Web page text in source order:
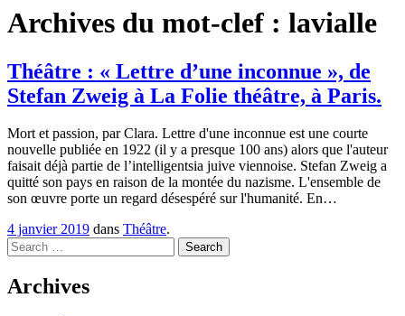
Archives du mot-clef : lavialle
Théâtre : « Lettre d’une inconnue », de
Stefan Zweig à La Folie théâtre, à Paris.
Mort et passion, par Clara. Lettre d'une inconnue est une courte
nouvelle publiée en 1922 (il y a presque 100 ans) alors que l'auteur
faisait déjà partie de l’intelligentsia juive viennoise. Stefan Zweig a
quitté son pays en raison de la montée du nazisme. L'ensemble de
son œuvre porte un regard désespéré sur l'humanité. En…
4 janvier 2019 dans Théâtre.
Search
Archives